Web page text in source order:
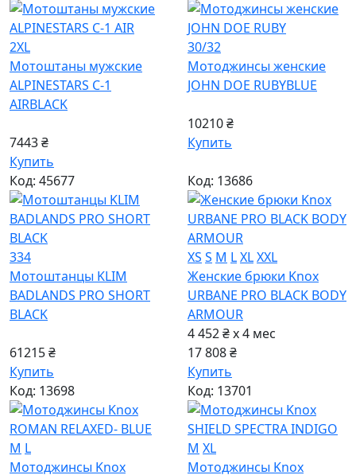
2XL
Мотоштаны мужские
ALPINESTARS C-1
AIRBLACK
7443 ₴
Купить
30/32
Мотоджинсы женские
JOHN DOE RUBYBLUE
10210 ₴
Купить
Код: 45677
334
Мотоштанцы KLIM
BADLANDS PRO SHORT
BLACK
61215 ₴
Купить
Код: 13686
XS S M LXLXXL
Женские брюки Knox
URBANE PRO BLACK BODY
ARMOUR
4 452 ₴ x 4 мес
17 808 ₴
Купить
Код: 13698
M L
Мотоджинсы Knox
Код: 13701
M XL
Мотоджинсы Knox